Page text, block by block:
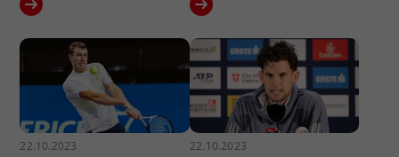
22.10.2023 22.10.2023